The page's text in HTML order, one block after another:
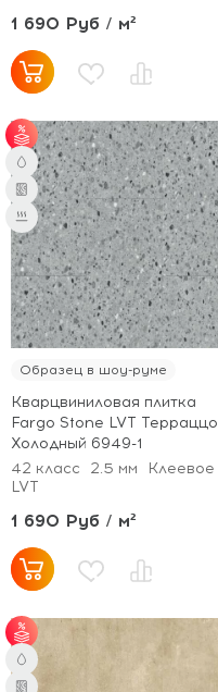
1 690 Руб / м²
от 60 м² - скидка 6%.
Образец в шоу-руме
Кварцвиниловая плитка
Fargo Stone LVT Терраццо
Холодный 6949-1
42 класс
2.5 мм
Клеевое
LVT
1 690 Руб / м²